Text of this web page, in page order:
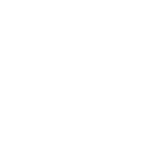
タンドや整備工場の既存インフラを